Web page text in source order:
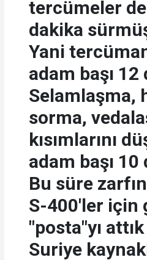
tercümeler
dakika
Yani
adam başı 12
Selamlaşma,
sorma,
kısımlarını
adam başı 10
Bu süre
S-400'ler için
"posta"yı attık
Suriye